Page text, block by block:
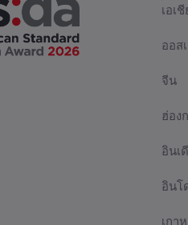
เอเ
ออส
จีน
ฮ่อง
อินเ
อินโ
เกา